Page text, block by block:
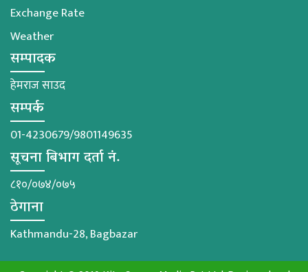
Exchange Rate
Weather
सम्पादक
हेमराज साउद
सम्पर्क
01-4230679/9801149635
सूचना बिभाग दर्ता नं.
८१०/०७४/०७५
ठेगाना
Kathmandu-28, Bagbazar